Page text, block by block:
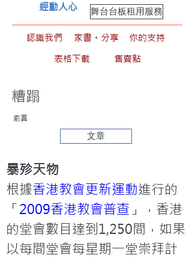
舞台台板租用服務
經動人心
認識我們 家書。分享
你的支持
表格下載
售賣點
糟蹋
俞真
文章
暴殄天物
根據香港教會更新運動進行的
「2009香港教會普查 」，香港
的堂會數目達到1,250間，如果
以每間堂會每星期一堂崇拜計